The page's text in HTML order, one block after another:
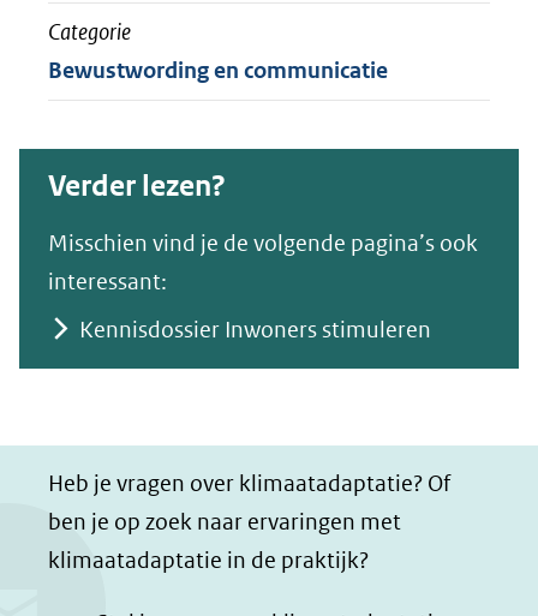
Categorie
Bewustwording en communicatie
Verder lezen?
Misschien vind je de volgende pagina’s ook
interessant:
Kennisdossier Inwoners stimuleren
Heb je vragen over klimaatadaptatie? Of
ben je op zoek naar ervaringen met
klimaatadaptatie in de praktijk?